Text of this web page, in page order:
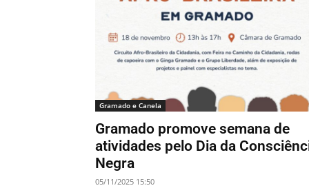
Gramado e Canela
Gramado promove semana de
atividades pelo Dia da
Negra
05/11/2025 15:50